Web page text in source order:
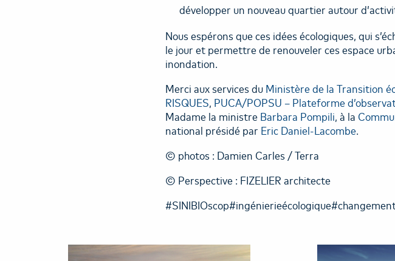
développer un nouveau quartier autour
Nous espérons que ces idées écologiques, qui
le jour et permettre de renouveler ces espace
inondation.
Merci aux services duMinistère de la Transition
RISQUES, PUCA/POPSU – Plateforme
Madame la ministreBarbara Pompili, à la
national présidé par Eric Daniel-Lacombe.
© photos : Damien Carles / Terra
© Perspective : FIZELIER architecte